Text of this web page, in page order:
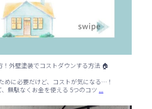
！外壁塗装でコストダウンする方法 🏠
めに必要だけど、コストが気になる…！
無駄なくお金を使える 5つのコツ ...